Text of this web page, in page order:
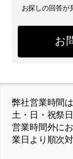
お探しの回答が
お
弊社営業時間
土・日・祝祭
営業時間外に
業日より順次